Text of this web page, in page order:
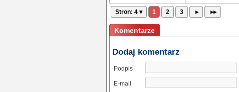
Stron: 4 ▾ 1 2 3 ▸ ▸▸
Komentarze
Dodaj komentarz
Podpis
E-mail